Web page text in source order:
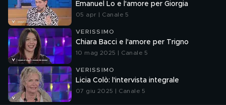
Emanuel Lo e l'amore per Giorgia
05 apr | Canale 5
VERISSIMO
Chiara Bacci e l'amore per Trigno
10 mag 2025 | Canale 5
VERISSIMO
Licia Colò: l'intervista integrale
07 giu 2025 | Canale 5